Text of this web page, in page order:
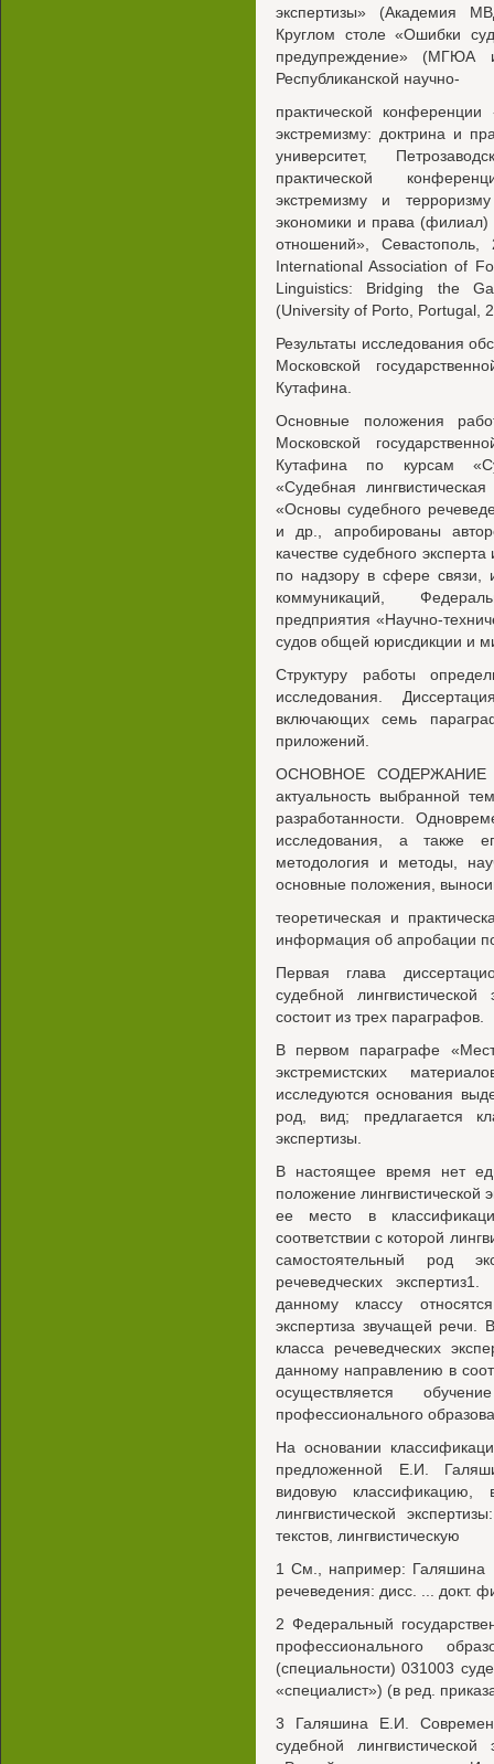
экспертизы» (Академия
Круглом столе «Ошибки
предупреждение» (МГЮА
Республиканской научно-
практической
экстремизму: доктрина и
университет,
практической
экстремизму и
экономики и права
отношений»,
International Association of
Linguistics: Bridging the
(University of Porto, Portugal,
Результаты исследования
Московской
Кутафина.
Основные положения
Московской
Кутафина по курсам
«Судебная
«Основы судебного
и др., апробированы
качестве судебного
по надзору в сфере связи,
коммуникаций,
предприятия «Научно-
судов общей юрисдикции и
Структуру работы
исследования.
включающих семь
приложений.
ОСНОВНОЕ СОДЕРЖАНИЕ
актуальность выбранной
разработанности.
исследования, а также
методология и методы,
основные положения,
теоретическая и
информация об апробации
Первая глава
судебной лингвистической
состоит из трех параграфов.
В первом параграфе
экстремистских
исследуются основания
род, вид; предлагается
экспертизы.
В настоящее время нет
положение лингвистической
ее место в
соответствии с которой
самостоятельный род
речеведческих
данному классу
экспертиза звучащей речи.
класса речеведческих
данному направлению в
осуществляется
профессионального
На основании
предложенной Е.И.
видовую
лингвистической
текстов, лингвистическую
1 См., например: Галяшина
речеведения: дисс. ... докт.
2 Федеральный
профессионального
(специальности) 031003
«специалист») (в ред.
3 Галяшина Е.И.
судебной